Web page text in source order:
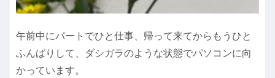
午前中にパートでひと仕事、帰って来てからもうひと
ふんばりして、ダシガラのような状態でパソコンに向
かっています。